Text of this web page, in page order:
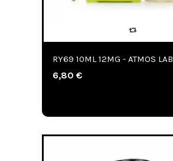
RY69 10ML 12MG - ATMOS LAB
6,80 €